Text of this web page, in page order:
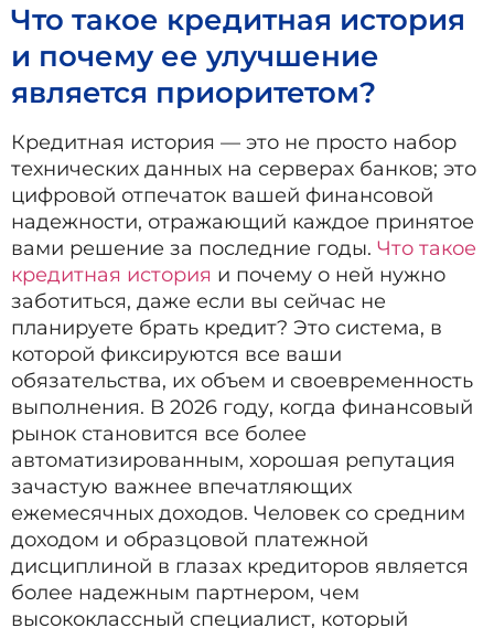
Что такое кредитная история
и почему ее улучшение
является приоритетом?
Кредитная история — это не просто набор
технических данных на серверах банков; это
цифровой отпечаток вашей финансовой
надежности, отражающий каждое принятое
вами решение за последние годы. Что такое
кредитная история и почему о ней нужно
заботиться, даже если вы сейчас не
планируете брать кредит? Это система, в
которой фиксируются все ваши
обязательства, их объем и своевременность
выполнения. В 2026 году, когда финансовый
рынок становится все более
автоматизированным, хорошая репутация
зачастую важнее впечатляющих
ежемесячных доходов. Человек со средним
доходом и образцовой платежной
дисциплиной в глазах кредиторов является
более надежным партнером, чем
высококлассный специалист, который